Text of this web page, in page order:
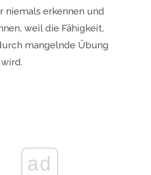
niemals erkennen und
weil die Fähigkeit,
mangelnde Übung
ad